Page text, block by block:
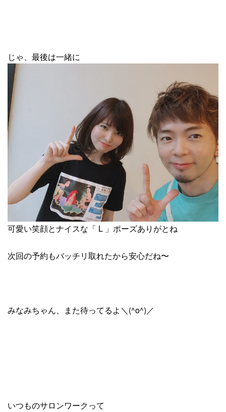
じゃ、最後は一緒に
可愛い笑顔とナイスな「 L 」ポーズありがとね
次回の予約もバッチリ取れたから安心だね〜
みなみちゃん、また待ってるよ＼(^o^)／
いつものサロンワークって